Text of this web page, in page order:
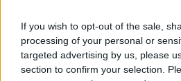
If you wish to opt-out of the sale,
processing of your personal or
targeted advertising by us, please
section to confirm your selection.
Entra nel
GalluraOggi.it